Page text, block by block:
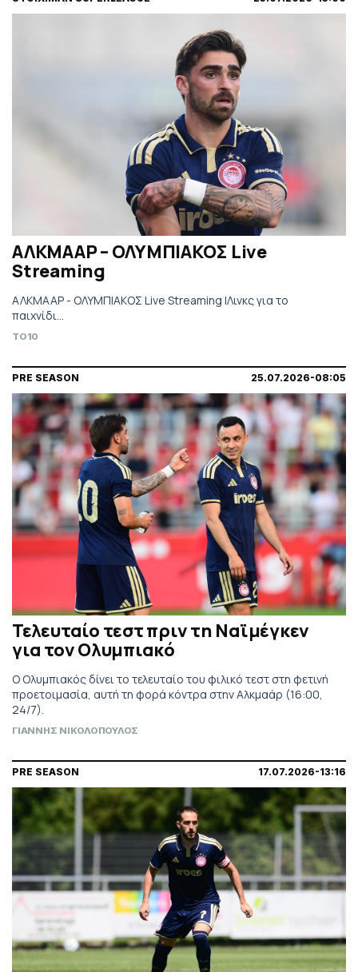
ΑΛΚΜΑΑΡ – ΟΛΥΜΠΙΑΚΟΣ Live
Streaming
ΑΛΚΜΑΑΡ - ΟΛΥΜΠΙΑΚΟΣ Live Streaming |Λινκς για το
παιχνίδι…
TO10
PRE SEASON 25.07.2026-08:05
Τελευταίο τεστ πριν τη Ναϊμέγκεν
για τον Ολυμπιακό
Ο Ολυμπιακός δίνει το τελευταίο του φιλικό τεστ στη φετινή
προετοιμασία, αυτή τη φορά κόντρα στην Αλκμαάρ (16:00,
24/7).
ΓΙΑΝΝΗΣ ΝΙΚΟΛΟΠΟΥΛΟΣ
PRE SEASON 17.07.2026-13:16